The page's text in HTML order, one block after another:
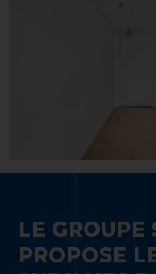
LE
PROPOSE